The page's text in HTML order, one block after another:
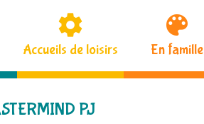
Accueils de loisirs En famille
PJ